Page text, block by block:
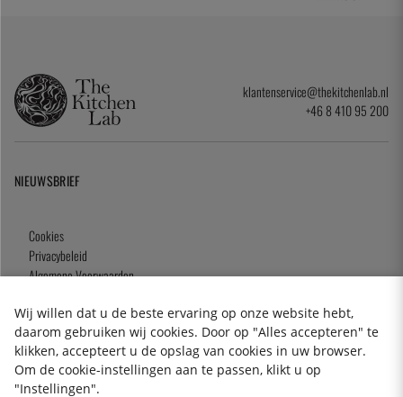
klantenservice@thekitchenlab.nl
+46 8 410 95 200
NIEUWSBRIEF
Cookies
Privacybeleid
Algemene Voorwaarden
2026 KitchenLab AB
Wij willen dat u de beste ervaring op onze website hebt,
daarom gebruiken wij cookies. Door op "Alles accepteren" te
klikken, accepteert u de opslag van cookies in uw browser.
Om de cookie-instellingen aan te passen, klikt u op
"Instellingen".